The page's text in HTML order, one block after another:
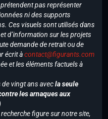
pas représenter
ni des supports
Ces visuels sont utilisés dans
d’information sur les projets
demande de retrait ou de
écrit àcontact@figurants.com
et les éléments factuels à
vingt ans avecla seule
les arnaques aux
figure sur notre site,